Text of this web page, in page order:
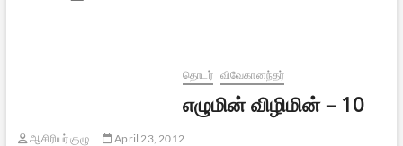
தொடர் விவேகானந்தர்
எழுமின் விழிமின் – 10
ஆசிரியர் குழு
April 23, 2012